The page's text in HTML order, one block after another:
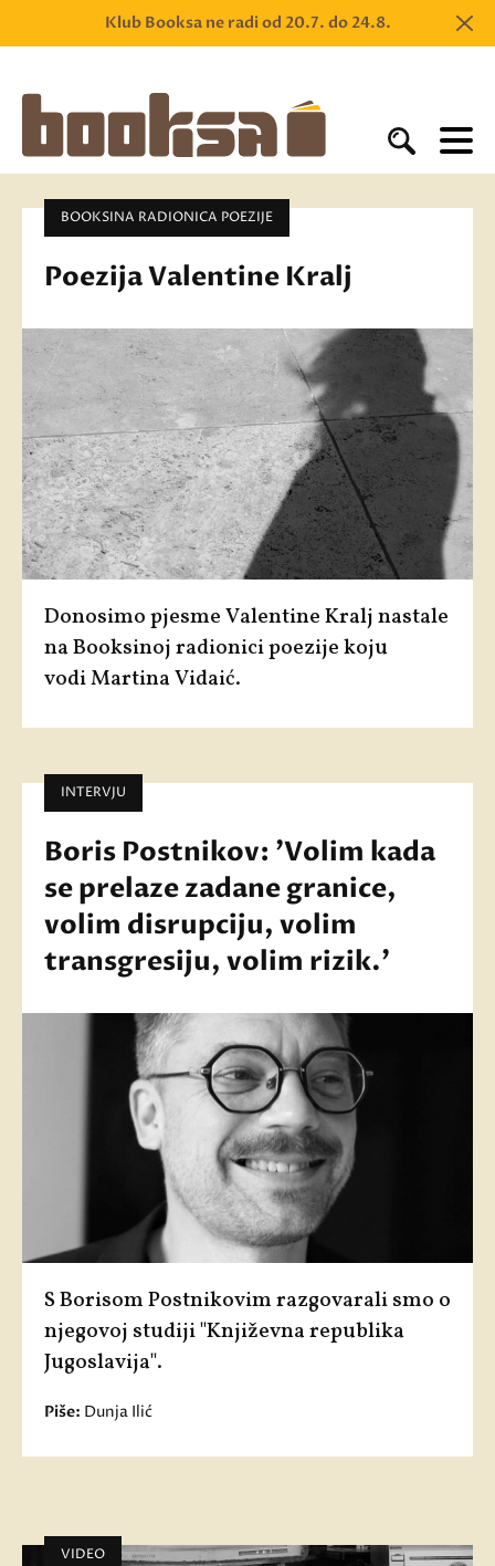
Klub Booksa ne radi od 20.7. do 24.8.
BOOKSINA RADIONICA POEZIJE
Poezija Valentine Kralj
Donosimo pjesmeValentine Kraljnastale
na Booksinoj radionici poezije koju
vodiMartina Vidaić.
INTERVJU
Boris Postnikov: 'Volim kada
se prelaze zadane granice,
volim disrupciju, volim
transgresiju, volim rizik.'
S Borisom Postnikovim razgovarali smo o
njegovoj studiji "Književna republika
Jugoslavija".
Piše: Dunja Ilić
VIDEO